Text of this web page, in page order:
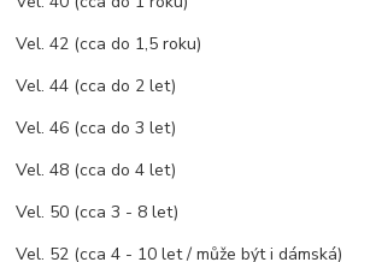
Vel. 42 (cca do 1,5 roku)
Vel. 44 (cca do 2 let)
Vel. 46 (cca do 3 let)
Vel. 48 (cca do 4 let)
Vel. 50 (cca 3 - 8 let)
Vel. 52 (cca 4 - 10 let / může být i dámská)